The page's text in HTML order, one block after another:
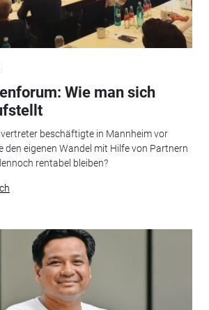
Wie man sich
beschäftigte in Mannheim vor
den eigenen Wandel mit Hilfe von Partnern
rentabel bleiben?